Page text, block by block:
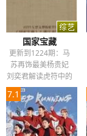
国家宝藏
更新到1224期：马
苏再饰最美杨贵妃
刘奕君解读虎符中的
密码艺术
7.1